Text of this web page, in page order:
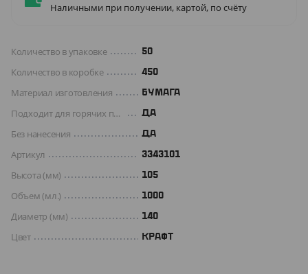
Наличными при получении, картой, по счёту
Количество в упаковке 50
Количество в коробке 450
Материал изготовления БУМАГА
Подходит для горячих продуктов ДА
Без нанесения ДА
Артикул 3343101
Высота (мм) 105
Объем (мл.) 1000
Диаметр (мм) 140
Цвет КРАФТ